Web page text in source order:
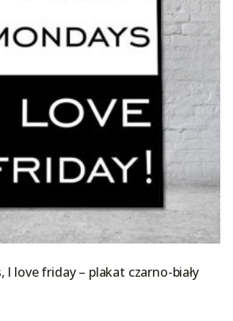
I love friday – plakat czarno-biały